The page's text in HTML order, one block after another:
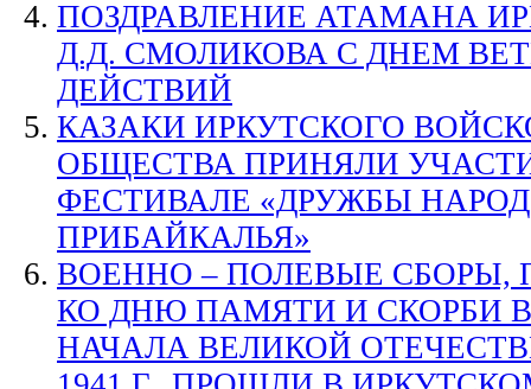
ПОЗДРАВЛЕНИЕ АТАМАНА
Д.Д. СМОЛИКОВА С ДНЕМ
ДЕЙСТВИЙ
КАЗАКИ ИРКУТСКОГО
ОБЩЕСТВА ПРИНЯЛИ
ФЕСТИВАЛЕ «ДРУЖБЫ
ПРИБАЙКАЛЬЯ»
ВОЕННО – ПОЛЕВЫЕ СБОРЫ,
КО ДНЮ ПАМЯТИ И СКОРБИ
НАЧАЛА ВЕЛИКОЙ